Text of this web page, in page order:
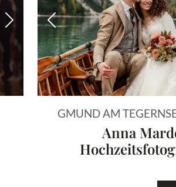
Nächstes BildVorheriges Bild
GMUND AM
Anna